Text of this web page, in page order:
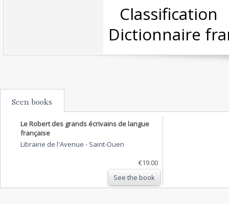
Dictionnaire
Seen books
Le Robert des grands écrivains de langue
française
Librairie de l'Avenue - Saint-Ouen
€19.00
See the book